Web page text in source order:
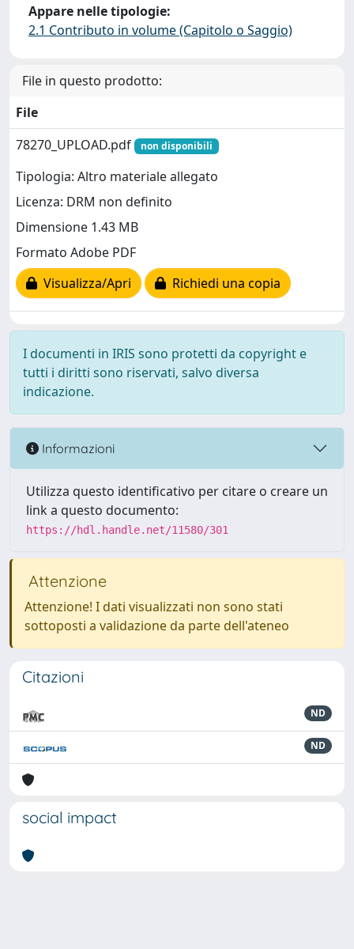
Appare nelle tipologie:
2.1 Contributo in volume (Capitolo o Saggio)
File in questo prodotto:
File
78270_UPLOAD.pdf
non disponibili
Tipologia: Altro materiale allegato
Licenza: DRM non definito
Dimensione 1.43 MB
Formato Adobe PDF
Visualizza/Apri
Richiedi una copia
I documenti in IRIS sono protetti da copyright e
tutti i diritti sono riservati, salvo diversa
indicazione.
Informazioni
Utilizza questo identificativo per citare o creare un
link a questo documento:
https://hdl.handle.net/11580/301
Attenzione
Attenzione! I dati visualizzati non sono stati
sottoposti a validazione da parte dell'ateneo
Citazioni
ND
ND
social impact